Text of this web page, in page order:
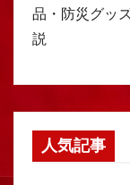
品・防災グッ
説
人気記事